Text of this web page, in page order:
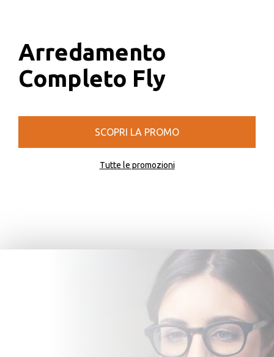
Arredamento
Completo Fly
SCOPRI LA PROMO
Tutte le promozioni